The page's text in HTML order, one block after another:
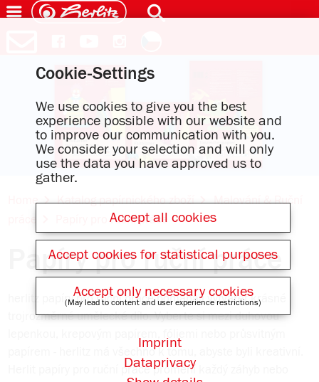
Home Katalog papírnického zboží
Malování & Ruční
Papíry pro ruční práce
Papíry pro ruční práce
herlitz papíry pro ruční práce pomáhají vytvářet krásné
trojrozměrné umělecké dílo. Vyberte si mezi duhovou
papírem - herlitz má všechno k tomu, abyste byli kreativní.
Herlit papíry pro ruční práce promění každý záhyb nebo
Cookie-Settings
We use cookies to give you the best
experience possible with our website and
to improve our communication with you.
We consider your selection and will only
use the data you have approved us to
gather.
Accept all cookies
Accept cookies for statistical purposes
Accept only necessary cookies
(May lead to content and user experience restrictions)
Dataprivacy
Imprint